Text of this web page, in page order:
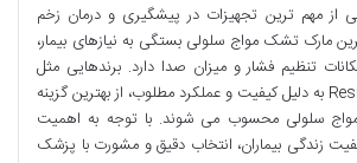
مهم ترین تجهیزات در پیشگیری و درمان زخم
مارک تشک مواج سلولی بستگی به نیازهای بیمار،
تنظیم فشار و میزان صدا دارد. برندهایی مثل
Yuwell، Apex و ResMed به دلیل کیفیت و عملکرد مطلوب، از بهترین گزینه
سلولی محسوب می شوند. با توجه به اهمیت
زندگی بیماران، انتخاب دقیق و مشورت با پزشک